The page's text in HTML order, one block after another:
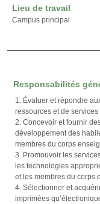
Lieu de travail
Campus principal
Responsabilités
1. Évaluer et répondre
ressources et de
2. Concevoir et fournir
développement des
membres du corps
3. Promouvoir les
les technologies
et les membres du corps
4. Sélectionner et
imprimées